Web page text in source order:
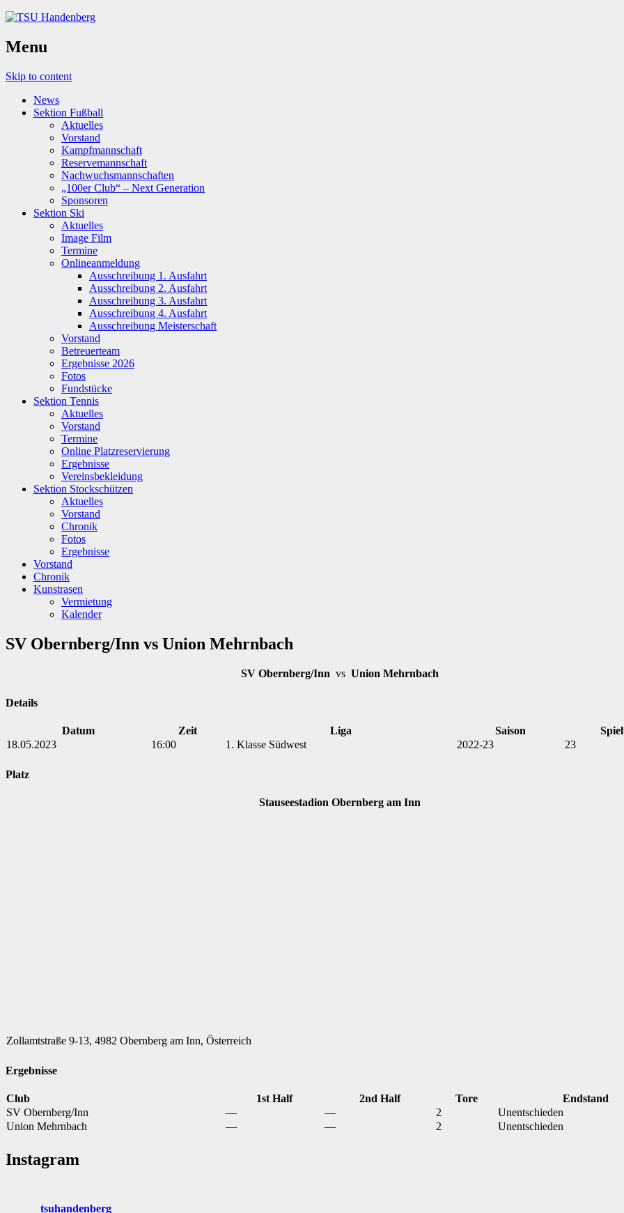
Menu
Skip to content
News
Sektion Fußball
Aktuelles
Vorstand
Kampfmannschaft
Reservemannschaft
Nachwuchsmannschaften
„100er Club“ – Next Generation
Sponsoren
Sektion Ski
Aktuelles
Image Film
Termine
Onlineanmeldung
Ausschreibung 1. Ausfahrt
Ausschreibung 2. Ausfahrt
Ausschreibung 3. Ausfahrt
Ausschreibung 4. Ausfahrt
Ausschreibung Meisterschaft
Vorstand
Betreuerteam
Ergebnisse 2026
Fotos
Fundstücke
Sektion Tennis
Aktuelles
Vorstand
Termine
Online Platzreservierung
Ergebnisse
Vereinsbekleidung
Sektion Stockschützen
Aktuelles
Vorstand
Chronik
Fotos
Ergebnisse
Vorstand
Chronik
Kunstrasen
Vermietung
Kalender
SV Obernberg/Inn vs Union Mehrnbach
SV Obernberg/Inn vs Union Mehrnbach
Details
Datum Zeit Liga Saison
18.05.2023
16:00 1. Klasse Südwest 2022-23 23
Platz
Stauseestadion Obernberg am Inn
Zollamtstraße 9-13, 4982 Obernberg am Inn, Österreich
Ergebnisse
Club 1st Half 2nd Half Tore
Endstand
SV Obernberg/Inn
— — 2
Unentschieden
Union Mehrnbach
— — 2 Unentschieden
Instagram
tsuhandenberg